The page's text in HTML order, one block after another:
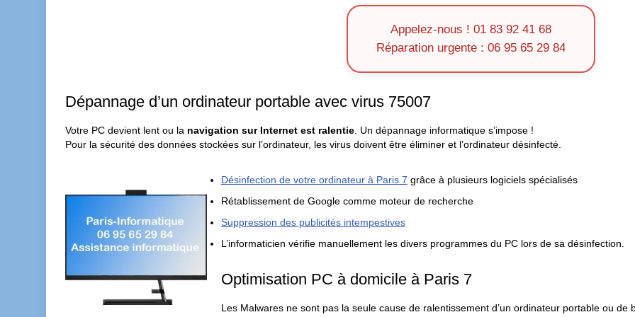
Appelez-nous ! 01 83 92 41 68
Réparation urgente : 06 95 65 29 84
Dépannage d’un ordinateur portable avec virus 75007
Votre PC devient lent ou la navigation sur Internet est ralentie. Un dépannage informatique s’impose !
Pour la sécurité des données stockées sur l’ordinateur, les virus doivent être éliminer et l’ordinateur désinfecté.
Désinfection de votre ordinateur à Paris 7 grâce à plusieurs logiciels spécialisés
Rétablissement de Google comme moteur de recherche
Suppression des publicités intempestives
L’informaticien vérifie manuellement les divers programmes du PC lors de sa désinfection.
Optimisation PC à domicile à Paris 7
Les Malwares ne sont pas la seule cause de ralentissement d’un ordinateur portable ou de